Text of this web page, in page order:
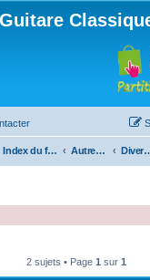
Guitare
Index du forum Autres instruments à cordes pincées, ou styles Divers
2 sujets • Page 1 sur 1